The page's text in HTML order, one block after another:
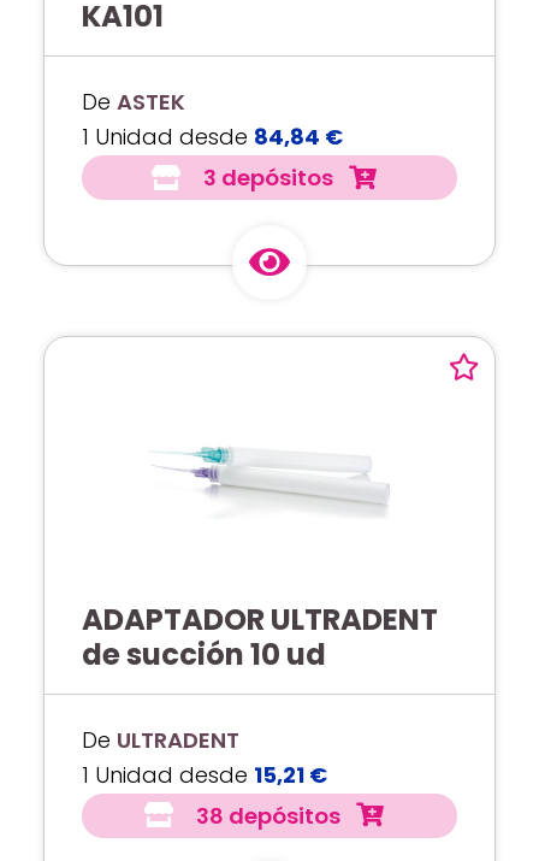
KA101
DeASTEK
1 Unidad desde 84,84 €
3 depósitos
ADAPTADOR ULTRADENT
de succión 10 ud
De ULTRADENT
1 Unidad desde 15,21 €
38 depósitos